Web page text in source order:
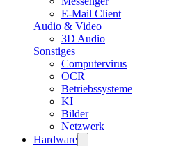
E-Mail Client
Audio & Video
3D Audio
Sonstiges
Computervirus
OCR
Betriebssysteme
KI
Bilder
Netzwerk
Hardware